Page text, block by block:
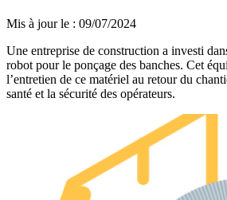
Mis à jour le : 09/07/2024
Une entreprise de construction a investi
robot pour le ponçage des banches. Cet
l’entretien de ce matériel au retour du
santé et la sécurité des opérateurs.